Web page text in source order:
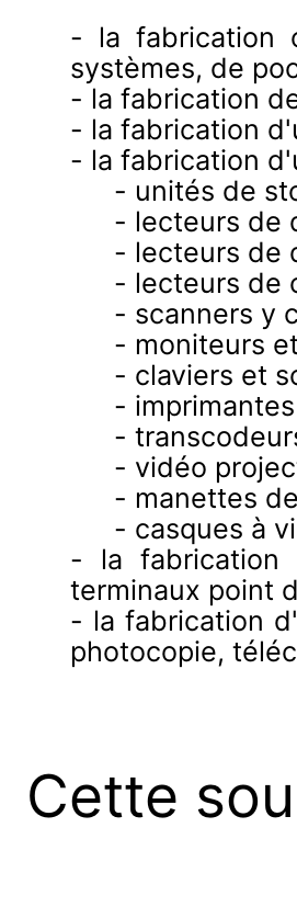
- la fabrication
systèmes, de
- la fabrication
- la fabrication
- la fabrication
- unités de
- lecteurs de
- lecteurs de
- lecteurs de
- scanners y
- moniteurs
- claviers et
- imprimantes
-
- vidéo
- manettes
- casques à
- la fabrication
terminaux point
- la fabrication
photocopie,
Cette